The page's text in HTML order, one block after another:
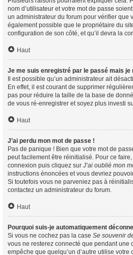
nom d’utilisateur et votre mot de passe
un administrateur du forum pour vérifier que
également possible que le propriétaire du
configuration de son côté, et qu’il devra la
Haut
Je me suis enregistré par le passé mais je
Il est possible qu’un administrateur ait
En effet, il est courant de supprimer
pas pour réduire la taille de la base de
de vous ré-enregistrer et soyez plus investi
Haut
J’ai perdu mon mot de passe !
Pas de panique ! Bien que votre mot de
peut facilement être réinitialisé. Pour ce
connexion puis cliquez sur J’ai oublié mon
instructions énoncées et vous devriez
Si toutefois vous ne parveniez pas à
contactez un administrateur du forum.
Haut
Pourquoi suis-je automatiquement
Si vous ne cochez pas la case Se souvenir
vous ne resterez connecté que pendant une
empêche que quelqu’un d’autre utilise